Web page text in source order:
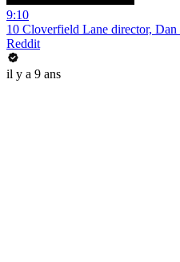
9:10
10 Cloverfield Lane director,
Reddit
il y a 9 ans